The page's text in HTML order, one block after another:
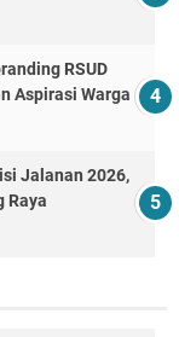
RSUD
Aspirasi Warga
Jalanan 2026,
Raya